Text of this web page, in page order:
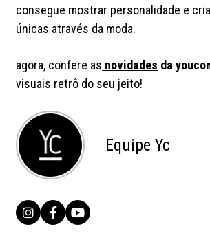
consegue mostrar personalidade e
únicas através da moda.
agora, confere as novidades da
visuais retrô do seu jeito!
Equipe Yc